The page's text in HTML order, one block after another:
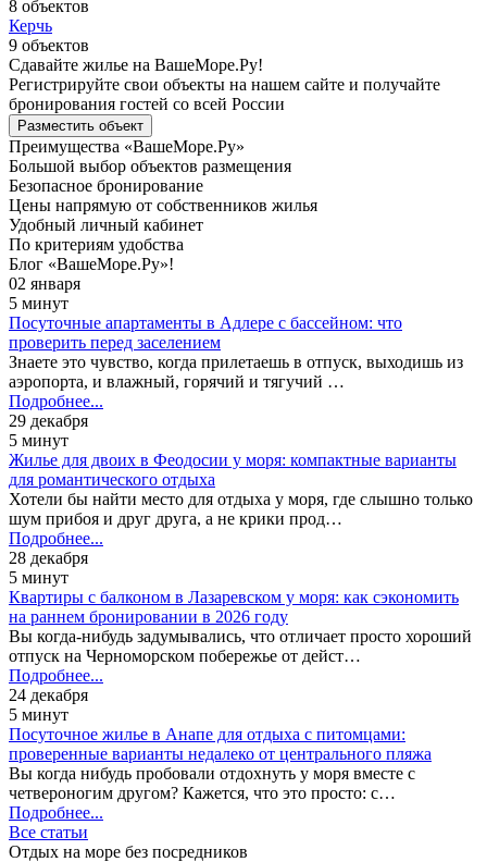
8 объектов
Керчь
9 объектов
Сдавайте жилье на ВашеМоре.Ру!
Регистрируйте свои объекты на нашем сайте и получайте
бронирования гостей со всей России
Разместить объект
Преимущества «ВашеМоре.Ру»
Большой выбор объектов размещения
Безопасное бронирование
Цены напрямую от собственников жилья
Удобный личный кабинет
По критериям удобства
Блог «ВашеМоре.Ру»!
02 января
5 минут
Посуточные апартаменты в Адлере с бассейном: что
проверить перед заселением
Знаете это чувство, когда прилетаешь в отпуск, выходишь из
аэропорта, и влажный, горячий и тягучий …
Подробнее...
29 декабря
5 минут
Жилье для двоих в Феодосии у моря: компактные варианты
для романтического отдыха
Хотели бы найти место для отдыха у моря, где слышно только
шум прибоя и друг друга, а не крики прод…
Подробнее...
28 декабря
5 минут
Квартиры с балконом в Лазаревском у моря: как сэкономить
на раннем бронировании в 2026 году
Вы когда-нибудь задумывались, что отличает просто хороший
отпуск на Черноморском побережье от дейст…
Подробнее...
24 декабря
5 минут
Посуточное жилье в Анапе для отдыха с питомцами:
проверенные варианты недалеко от центрального пляжа
Вы когда нибудь пробовали отдохнуть у моря вместе с
четвероногим другом? Кажется, что это просто: с…
Подробнее...
Все статьи
Отдых на море без посредников